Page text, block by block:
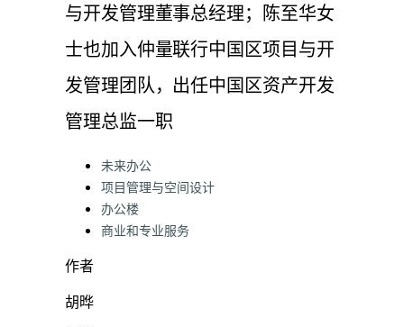
与开发管理董事总经理；陈至华女
士也加入仲量联行中国区项目与开
发管理团队，出任中国区资产开发
管理总监一职
Categories:
未来办公
项目管理与空间设计
办公楼
商业和专业服务
作者
胡晔